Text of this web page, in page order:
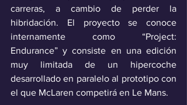
carreras, a cambio de perder la
hibridación. El proyecto se conoce
internamente como “Project:
Endurance” y consiste en una edición
muy limitada de un hipercoche
desarrollado en paralelo al prototipo con
el que McLaren competirá en Le Mans.